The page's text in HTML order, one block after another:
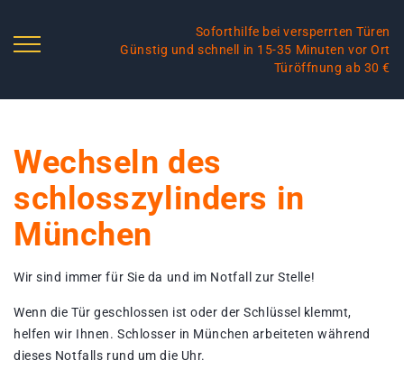
Soforthilfe bei versperrten Türen
Günstig und schnell in 15-35 Minuten vor Ort
Türöffnung ab 30 €
Wechseln des
schlosszylinders in
München
Wir sind immer für Sie da und im Notfall zur Stelle!
Wenn die Tür geschlossen ist oder der Schlüssel klemmt,
helfen wir Ihnen. Schlosser in München arbeiteten während
dieses Notfalls rund um die Uhr.